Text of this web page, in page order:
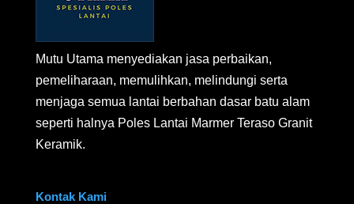
Mutu Utama menyediakan jasa perbaikan,
pemeliharaan, memulihkan, melindungi serta
menjaga semua lantai berbahan dasar batu alam
seperti halnya Poles Lantai Marmer Teraso Granit
Keramik.
Kontak Kami